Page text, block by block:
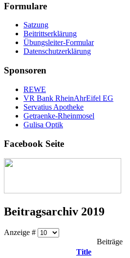
Formulare
Satzung
Beitrittserklärung
Übungsleiter-Formular
Datenschutzerklärung
Sponsoren
REWE
VR Bank RheinAhrEifel EG
Servatius Apotheke
Getraenke-Rheinmosel
Gulisa Optik
Facebook Seite
Beitragsarchiv 2019
Anzeige #
Beiträge
Title